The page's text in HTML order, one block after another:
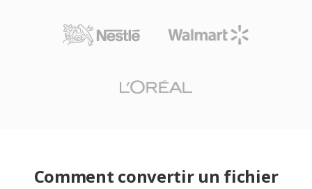
Comment convertir un fichier